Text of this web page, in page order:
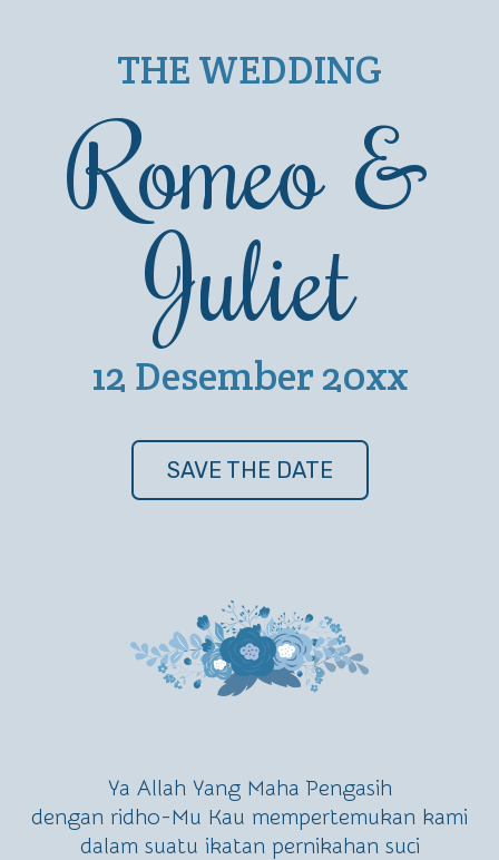
THE WEDDING
Romeo &
Juliet
12 Desember 20xx
SAVE THE DATE
Ya Allah Yang Maha Pengasih
dengan ridho-Mu Kau mempertemukan kami
dalam suatu ikatan pernikahan suci